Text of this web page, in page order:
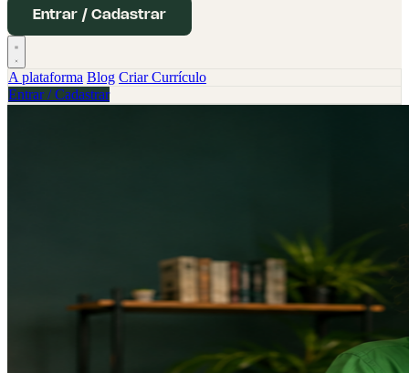
Entrar / Cadastrar
A plataforma Blog Criar Currículo
Entrar / Cadastrar